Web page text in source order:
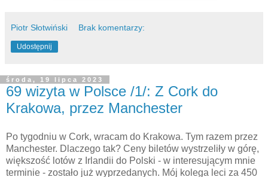
Piotr Słotwiński Brak komentarzy:
Udostępnij
środa, 19 lipca 2023
69 wizyta w Polsce /1/: Z Cork do
Krakowa, przez Manchester
Po tygodniu w Cork, wracam do Krakowa. Tym razem przez
Manchester. Dlaczego tak? Ceny biletów wystrzeliły w górę,
większość lotów z Irlandii do Polski - w interesującym mnie
terminie - zostało już wyprzedanych. Mój kolega leci za 450